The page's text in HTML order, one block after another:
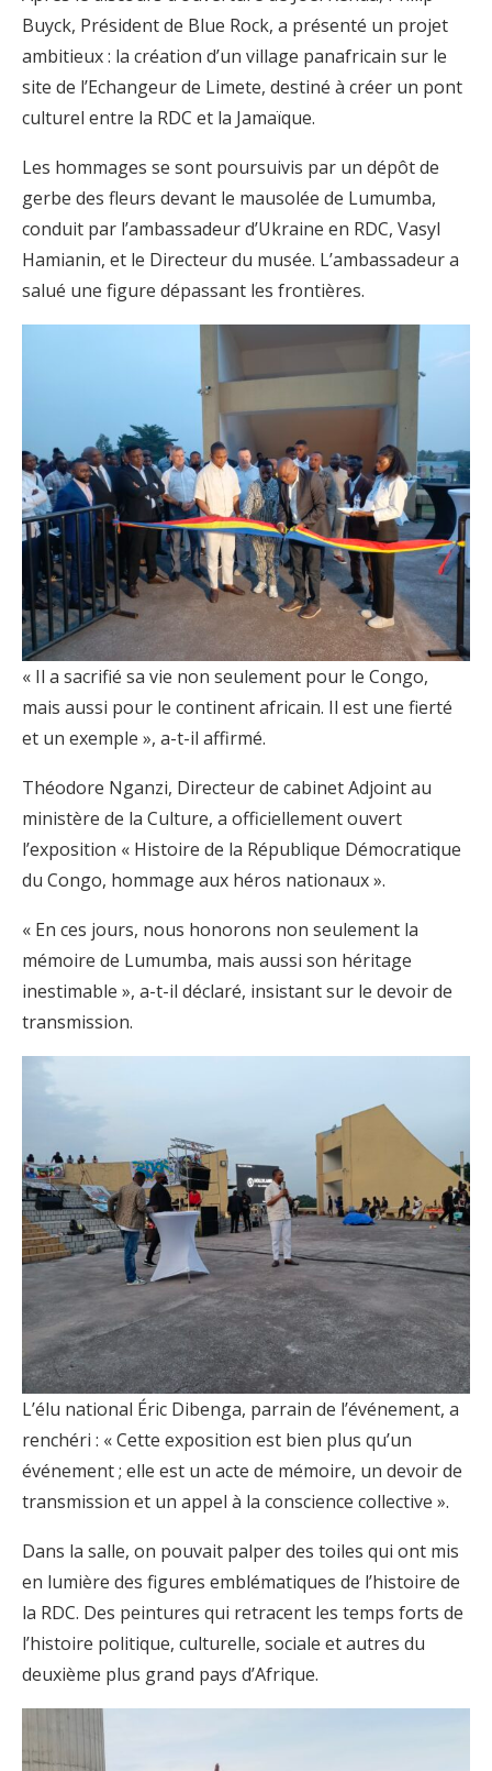
Buyck, Président de Blue Rock, a présenté un projet
ambitieux : la création d’un village panafricain sur le
site de l’Echangeur de Limete, destiné à créer un pont
culturel entre la RDC et la Jamaïque.
Les hommages se sont poursuivis par un dépôt de
gerbe des fleurs devant le mausolée de Lumumba,
conduit par l’ambassadeur d’Ukraine en RDC, Vasyl
Hamianin, et le Directeur du musée. L’ambassadeur a
salué une figure dépassant les frontières.
« Il a sacrifié sa vie non seulement pour le Congo,
mais aussi pour le continent africain. Il est une fierté
et un exemple », a-t-il affirmé.
Théodore Nganzi, Directeur de cabinet Adjoint au
ministère de la Culture, a officiellement ouvert
l’exposition « Histoire de la République Démocratique
du Congo, hommage aux héros nationaux ».
« En ces jours, nous honorons non seulement la
mémoire de Lumumba, mais aussi son héritage
inestimable », a-t-il déclaré, insistant sur le devoir de
transmission.
L’élu national Éric Dibenga, parrain de l’événement, a
renchéri : « Cette exposition est bien plus qu’un
événement ; elle est un acte de mémoire, un devoir de
transmission et un appel à la conscience collective ».
Dans la salle, on pouvait palper des toiles qui ont mis
en lumière des figures emblématiques de l’histoire de
la RDC. Des peintures qui retracent les temps forts de
l’histoire politique, culturelle, sociale et autres du
deuxième plus grand pays d’Afrique.